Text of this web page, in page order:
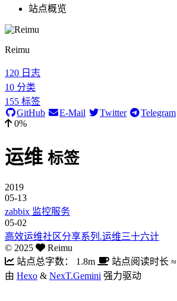
站点概览
Reimu
120 日志
10 分类
155 标签
GitHub
E-Mail Twitter Telegram
0%
运维 标签
2019
05-13
zabbix 监控服务
05-02
高效运维社区分享系列.运维三十六计
© 2025
Reimu
站点总字数：
1.8m 站点阅读时长 ≈
由 Hexo & NexT.Gemini 强力驱动